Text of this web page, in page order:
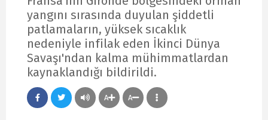
yangını sırasında duyulan şiddetli
patlamaların, yüksek sıcaklık
nedeniyle infilak eden İkinci Dünya
Savaşı'ndan kalma mühimmatlardan
kaynaklandığı bildirildi.
A A